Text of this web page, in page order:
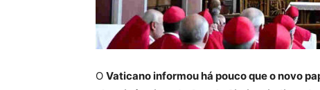
O Vaticano informou há pouco que o novo